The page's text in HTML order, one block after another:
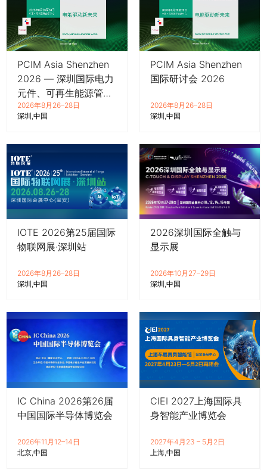
PCIM Asia Shenzhen
2026 — 深圳国际电力
元件、可再生能源管理
展览会暨研讨会
2026年8月26–28日
深圳 中国
PCIM Asia Shenzhen
国际研讨会 2026
2026年8月26–28日
深圳 中国
IOTE 2026第25届国际
物联网展·深圳站
2026年8月26–28日
深圳 中国
2026深圳国际全触与
显示展
2026年10月27–29日
深圳 中国
IC China 2026第26届
中国国际半导体博览会
2026年11月12–14日
北京 中国
CIEI 2027上海国际具
身智能产业博览会
2027年4月23 – 5月2日
上海 中国